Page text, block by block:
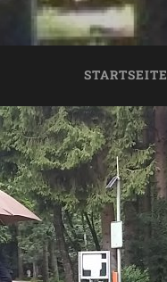
STARTSEITE